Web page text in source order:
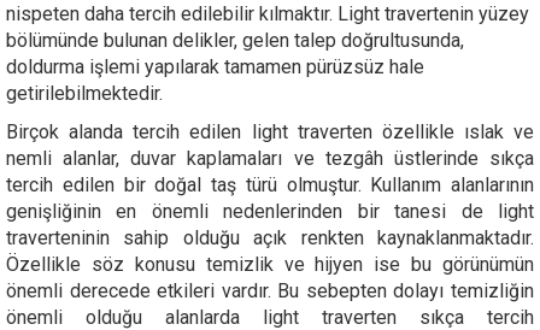
nispeten daha tercih edilebilir kılmaktır. Light travertenin yüzey
bölümünde bulunan delikler, gelen talep doğrultusunda,
doldurma işlemi yapılarak tamamen pürüzsüz hale
getirilebilmektedir.
Birçok alanda tercih edilen light traverten özellikle ıslak ve
nemli alanlar, duvar kaplamaları ve tezgâh üstlerinde sıkça
tercih edilen bir doğal taş türü olmuştur. Kullanım alanlarının
genişliğinin en önemli nedenlerinden bir tanesi de light
traverteninin sahip olduğu açık renkten kaynaklanmaktadır.
Özellikle söz konusu temizlik ve hijyen ise bu görünümün
önemli derecede etkileri vardır. Bu sebepten dolayı temizliğin
önemli olduğu alanlarda light traverten sıkça tercih